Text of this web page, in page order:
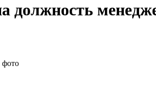
должность
фото